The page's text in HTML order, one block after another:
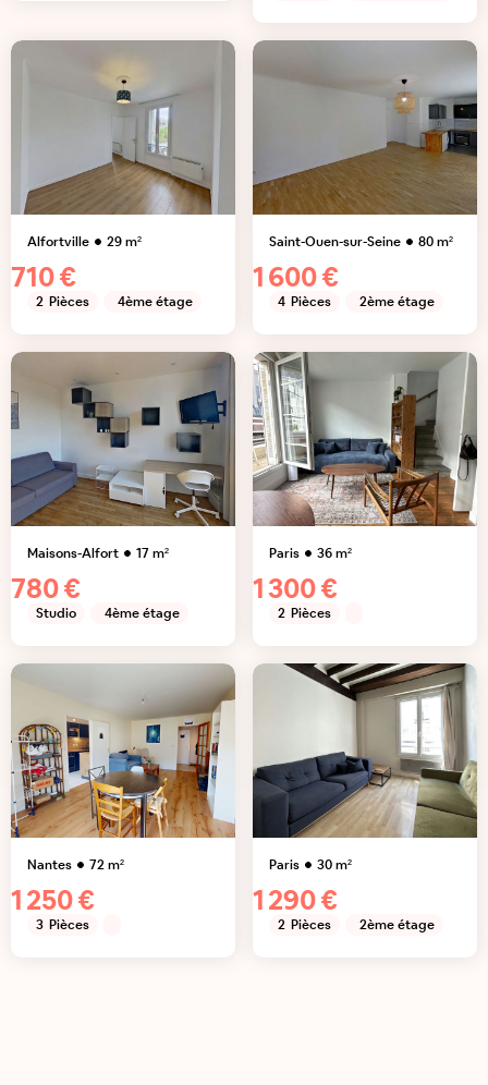
Alfortville 29m²
710 €
2 Pièces 4ème étage
Saint-Ouen-sur-Seine 80m²
1 600 €
4 Pièces 2ème étage
Maisons-Alfort 17m²
780 €
Studio 4ème étage
Paris 36m²
1 300 €
2 Pièces
Nantes 72m²
1 250 €
3 Pièces
Paris 30m²
1 290 €
2 Pièces 2ème étage